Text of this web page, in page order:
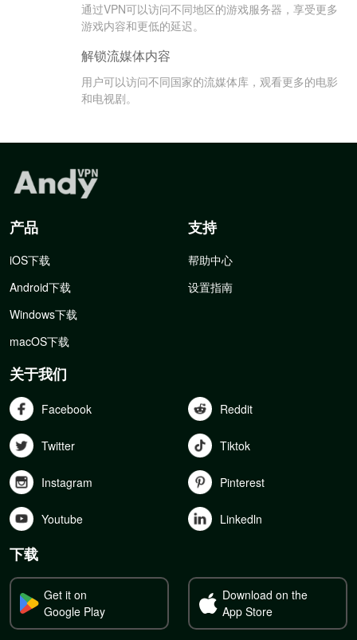
通过VPN可以访问不同地区的游戏服务器，享受更多
游戏内容和更低的延迟。
解锁流媒体内容
用户可以访问不同国家的流媒体库，观看更多的电影
和电视剧。
产品
iOS下载
Android下载
Windows下载
macOS下载
支持
帮助中心
设置指南
关于我们
Facebook Reddit
Twitter Tiktok
Instagram Pinterest
Youtube Linkedln
下载
Get it on
Google Play
Download on the
App Store